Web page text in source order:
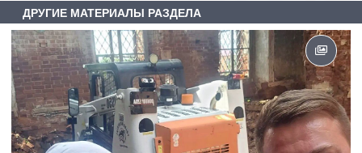
ДРУГИЕ МАТЕРИАЛЫ РАЗДЕЛА